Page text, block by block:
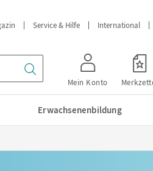
Service & Hilfe International
Mein Konto
Erwachsenenbildung